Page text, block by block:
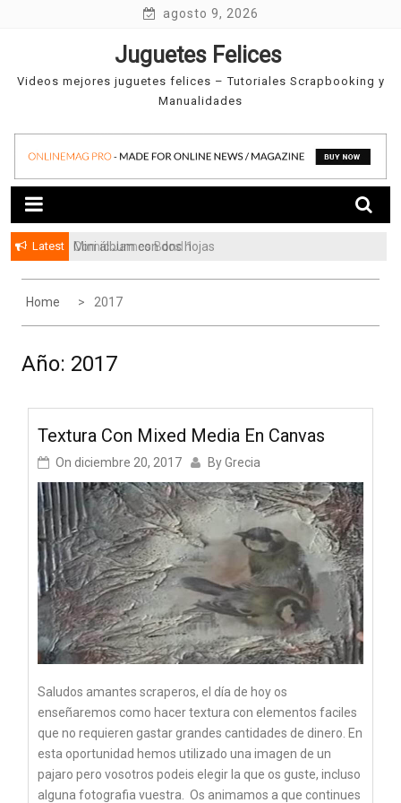
agosto 9, 2026
Juguetes Felices
Videos mejores juguetes felices – Tutoriales Scrapbooking y
Manualidades
Latest Mini álbum con dos hojas
Home 2017
Año: 2017
Textura Con Mixed Media En Canvas
On diciembre 20, 2017 ByGrecia
Saludos amantes scraperos, el día de hoy os
enseñaremos como hacer textura con elementos faciles
que no requieren gastar grandes cantidades de dinero. En
esta oportunidad hemos utilizado una imagen de un
pajaro pero vosotros podeis elegir la que os guste, incluso
alguna fotografia vuestra. Os animamos a que continues